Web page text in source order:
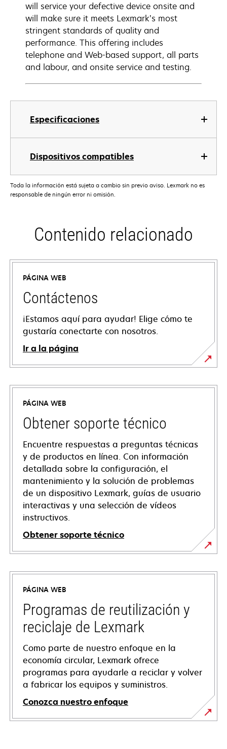
Especificaciones
Dispositivos compatibles
will service your defective device onsite and
will make sure it meets Lexmark’s most
stringent standards of quality and
performance. This offering includes
telephone and Web-based support, all parts
and labour, and onsite service and testing.
Toda la información está sujeta a cambio sin previo aviso. Lexmark no es
responsable de ningún error ni omisión.
Contenido relacionado
PÁGINA WEB
Contáctenos
¡Estamos aquí para ayudar! Elige cómo te
gustaría conectarte con nosotros.
Ir a la página
PÁGINA WEB
Obtener soporte técnico
Encuentre respuestas a preguntas técnicas
y de productos en línea. Con información
detallada sobre la configuración, el
mantenimiento y la solución de problemas
de un dispositivo Lexmark, guías de usuario
interactivas y una selección de vídeos
instructivos.
Obtener soporte técnico
se
abre
una
pestaña
nueva
PÁGINA WEB
Programas de reutilización y
reciclaje de Lexmark
Como parte de nuestro enfoque en la
economía circular, Lexmark ofrece
programas para ayudarle a reciclar y volver
a fabricar los equipos y suministros.
Conozca nuestro enfoque